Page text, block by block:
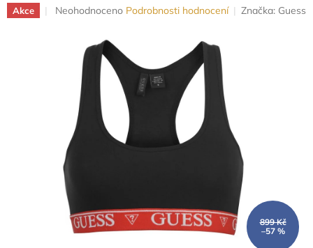
Akce
Průměrné
hvězdiček.
Neohodnoceno Podrobnosti hodnocení Značka: Guess
899 Kč
–57 %